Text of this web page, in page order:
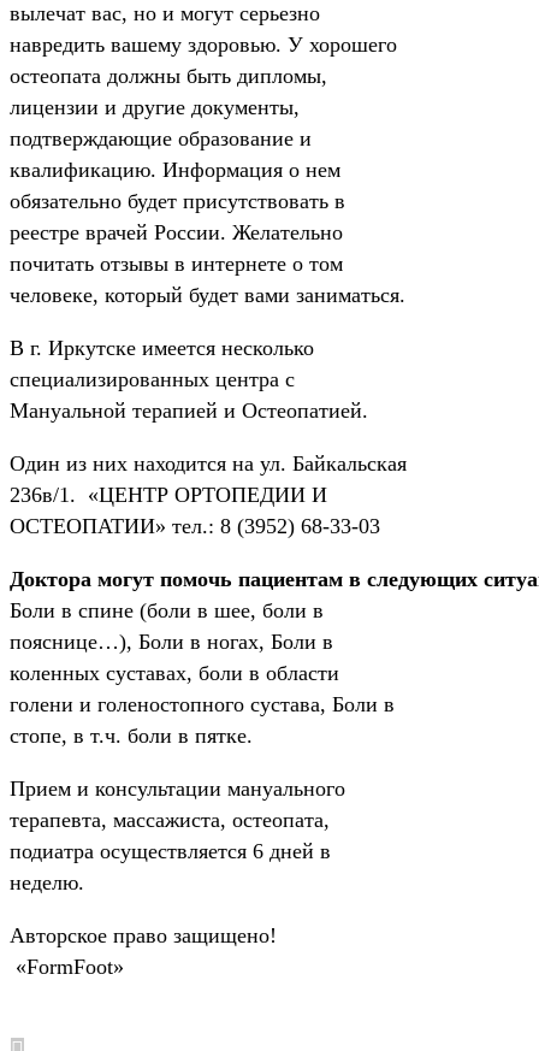
вылечат вас, но и могут серьезно
навредить вашему здоровью. У хорошего
остеопата должны быть дипломы,
лицензии и другие документы,
подтверждающие образование и
квалификацию. Информация о нем
обязательно будет присутствовать в
реестре врачей России. Желательно
почитать отзывы в интернете о том
человеке, который будет вами заниматься.
В г. Иркутске имеется несколько
специализированных центра с
Мануальной терапией и Остеопатией.
Один из них находится на ул. Байкальская
236в/1. «ЦЕНТР ОРТОПЕДИИ И
ОСТЕОПАТИИ» тел.: 8 (3952) 68-33-03
Доктора могут помочь пациентам в следующих
Боли в спине (боли в шее, боли в
пояснице…), Боли в ногах, Боли в
коленных суставах, боли в области
голени и голеностопного сустава, Боли в
стопе, в т.ч. боли в пятке.
Прием и консультации мануального
терапевта, массажиста, остеопата,
подиатра осуществляется 6 дней в
неделю.
Авторское право защищено!
«FormFoot»